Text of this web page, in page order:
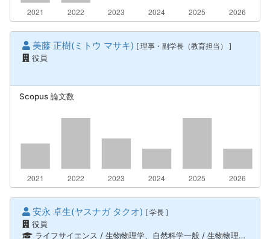
美藤 正樹(ミトウ マサキ) [ 理事・副学長（教育担当） ]
役員
Scopus 論文数
安永 卓生(ヤスナガ タクオ) [ 学長 ]
役員
ライフサイエンス / 生物物理学、自然科学一般 / 生物物理、化学物理、ソフトマターの物理、ライフサイエンス / 構造生物化学